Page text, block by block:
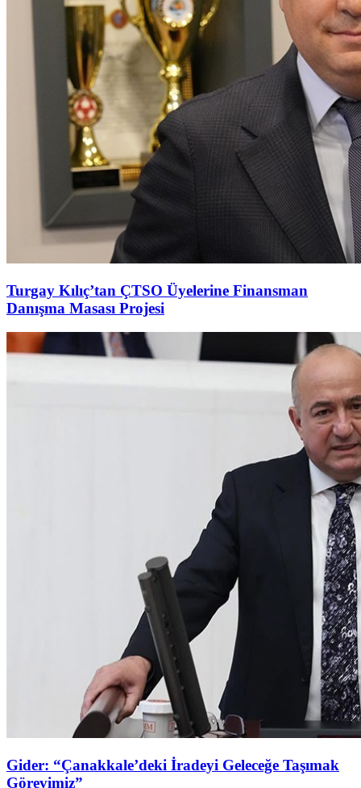
Turgay Kılıç’tan ÇTSO Üyelerine Finansman
Danışma Masası Projesi
Gider: “Çanakkale’deki İradeyi Geleceğe Taşımak
Görevimiz”